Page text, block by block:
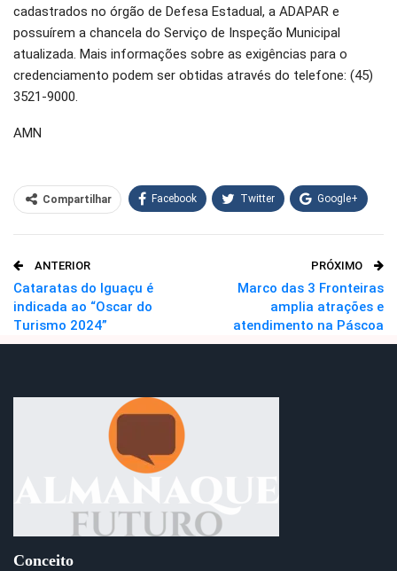
cadastrados no órgão de Defesa Estadual, a ADAPAR e
possuírem a chancela do Serviço de Inspeção Municipal
atualizada. Mais informações sobre as exigências para o
credenciamento podem ser obtidas através do telefone: (45)
3521-9000.
AMN
Compartilhar Facebook Twitter Google+
O email
ANTERIOR
Cataratas do Iguaçu é
indicada ao “Oscar do
Turismo 2024”
PRÓXIMO
Marco das 3 Fronteiras
amplia atrações e
atendimento na Páscoa
Conceito